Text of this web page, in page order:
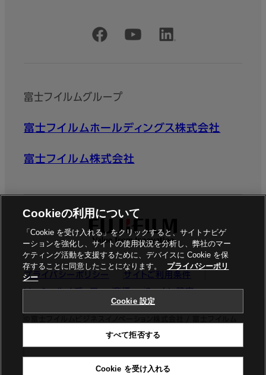
公式SNSアカウント
富士フイルムグループ
富士フイルムホールディングス株式会社
富士フイルム株式会社
プライバシーポリシー
サイトご利用条件
ソーシャルメディア
商標 Cookie設定
ビジネスイノベーションジャパン株式会社
Cookieの利用について
「Cookie を受け入れる」をクリックすると、サイトナビゲ
ーションを強化し、サイトの使用状況を分析し、弊社のマー
ケティング活動を支援するために、デバイスに Cookie を保
存することに同意したことになります。
プライバシーポリ
シー
Cookie 設定
すべて拒否する
Cookie を受け入れる